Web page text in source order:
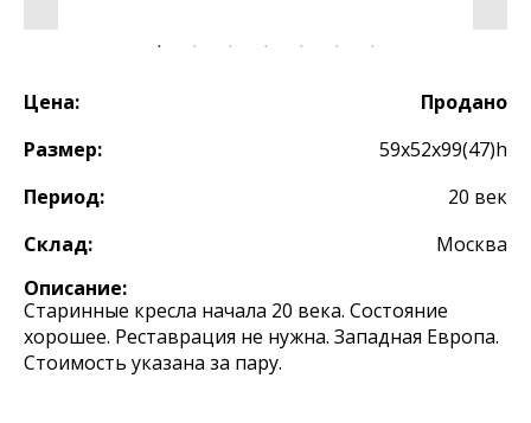
Цена:
Продано
Размер:
59x52x99(47)h
Период:
20 век
Склад:
Москва
Описание:
Старинные кресла начала 20 века. Состояние
хорошее. Реставрация не нужна. Западная Европа.
Стоимость указана за пару.